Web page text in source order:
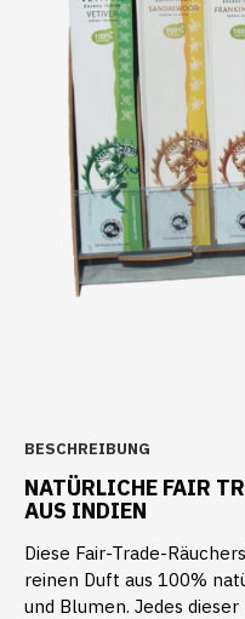
BESCHREIBUNG
NATÜRLICHE FAIR
AUS INDIEN
Diese Fair-Trade-
reinen Duft aus 100%
und Blumen. Jedes